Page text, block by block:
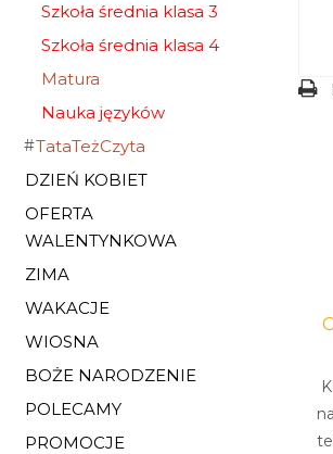
Szkoła średnia klasa 3
Szkoła średnia klasa 4
Matura
Nauka języków
TataTeżCzyta
DZIEŃ KOBIET
OFERTA
WALENTYNKOWA
ZIMA
WAKACJE
WIOSNA
BOŻE NARODZENIE
POLECAMY
PROMOCJE